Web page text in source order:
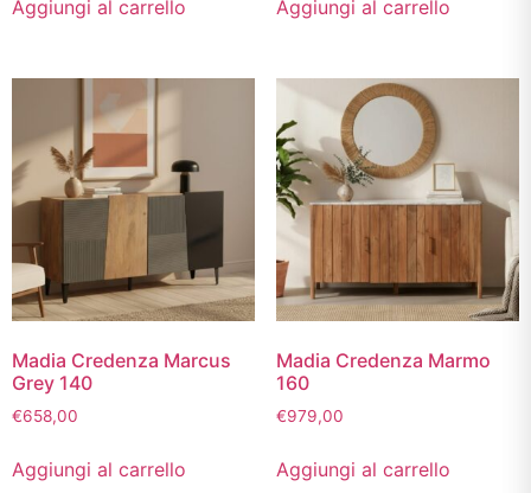
Aggiungi al carrello Aggiungi al carrello
Madia Credenza Marcus
Grey 140
€658,00
Aggiungi al carrello
Madia Credenza Marmo
160
€979,00
Aggiungi al carrello